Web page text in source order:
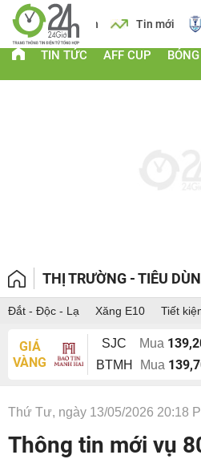
Lịch Tin mới
TIN TỨC AFF CUP
THỊ TRƯỜNG - TIÊU
Đắt - Độc - Lạ Xăng E10 Tiết
GIÁ
VÀNG
SJC Mua
BTMH Mua
Thứ Tư, ngày 13/05/2026 20:18
Thông tin mới vụ